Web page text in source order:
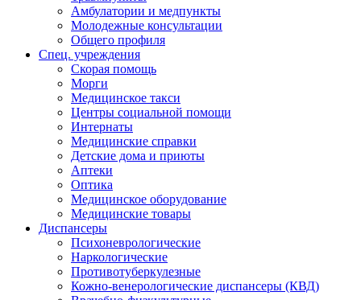
Амбулатории и медпункты
Молодежные консультации
Общего профиля
Спец. учреждения
Скорая помощь
Морги
Медицинское такси
Центры социальной помощи
Интернаты
Медицинские справки
Детские дома и приюты
Аптеки
Оптика
Медицинское оборудование
Медицинские товары
Диспансеры
Психоневрологические
Наркологические
Противотуберкулезные
Кожно-венерологические диспансеры (КВД)